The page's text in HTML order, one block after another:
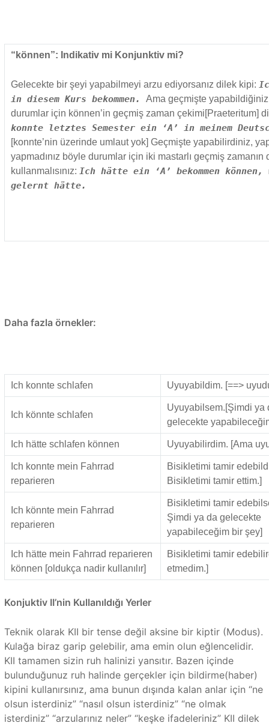
“können”: Indikativ mi Konjunktiv mi?
Gelecekte bir şeyi yapabilmeyi arzu ediyorsanız dilek kipi:
in diesem Kurs bekommen. Ama geçmişte yapabildiğiniz
durumlar için können’in geçmiş zaman çekimi[Praeteritum]
konnte letztes Semester ein ‘A’ in meinem
[konnte’nin üzerinde umlaut yok] Geçmişte yapabilirdiniz,
yapmadınız böyle durumlar için iki mastarlı geçmiş zamanın
kullanmalısınız: Ich hätte ein ‘A’ bekommen können,
gelernt hätte.
Daha fazla örnekler:
Ich konnte schlafen Uyuyabildim. [==>
Ich könnte schlafen
Uyuyabilsem.[Şimdi ya
gelecekte
Ich hätte schlafen können Uyuyabilirdim. [Ama
Ich konnte mein Fahrrad
reparieren
Bisikletimi tamir
Bisikletimi tamir ettim.]
Ich könnte mein Fahrrad
reparieren
Bisikletimi tamir
Şimdi ya da gelecekte
yapabileceğim bir şey]
Ich hätte mein Fahrrad reparieren
können [oldukça nadir kullanılır]
Bisikletimi tamir
etmedim.]
Konjuktiv II’nin Kullanıldığı Yerler
Teknik olarak KII bir tense değil aksine bir kiptir (Modus).
Kulağa biraz garip gelebilir, ama emin olun eğlencelidir.
KII tamamen sizin ruh halinizi yansıtır. Bazen içinde
bulunduğunuz ruh halinde gerçekler için bildirme(haber)
kipini kullanırsınız, ama bunun dışında kalan anlar için “ne
olsun isterdiniz” “nasıl olsun isterdiniz” “ne olmak
isterdiniz” “arzularınız neler” “keşke ifadeleriniz” KII dilek